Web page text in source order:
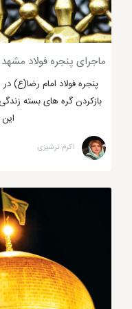
آرامگاه دارای صحن
محله خواجه ربیع و
برخوردار است.
ماجرای پنجره فولاد
پنجره فولاد امام رضا(ع)
بازکردن گره های بسته
اکرم ترشیزی